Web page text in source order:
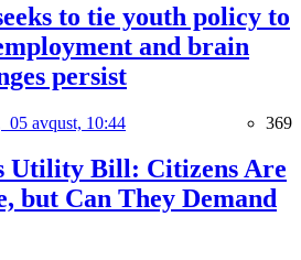
to tie youth policy to
and brain
persist
05 avqust, 10:44 369
Utility Bill: Citizens Are
but Can They Demand